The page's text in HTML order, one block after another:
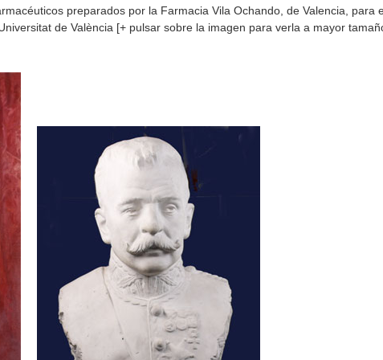
preparados por la Farmacia Vila Ochando, de Valencia, para
de València [+ pulsar sobre la imagen para verla a mayor